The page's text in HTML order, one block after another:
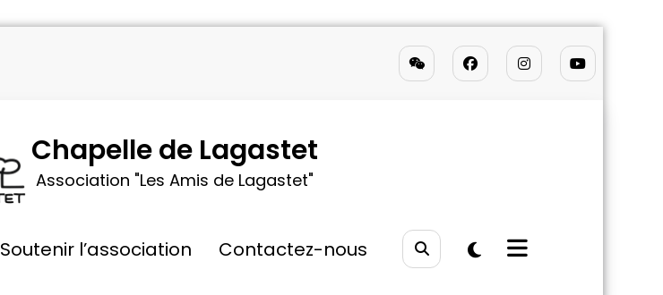
Chapelle de Lagastet
Association "Les Amis de Lagastet"
Soutenir l’association Contactez-nous